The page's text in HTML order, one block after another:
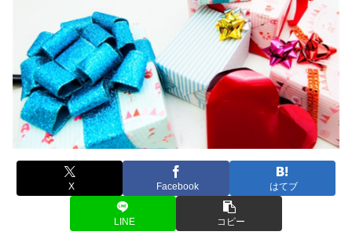
X Facebook はてブ
LINE コピー